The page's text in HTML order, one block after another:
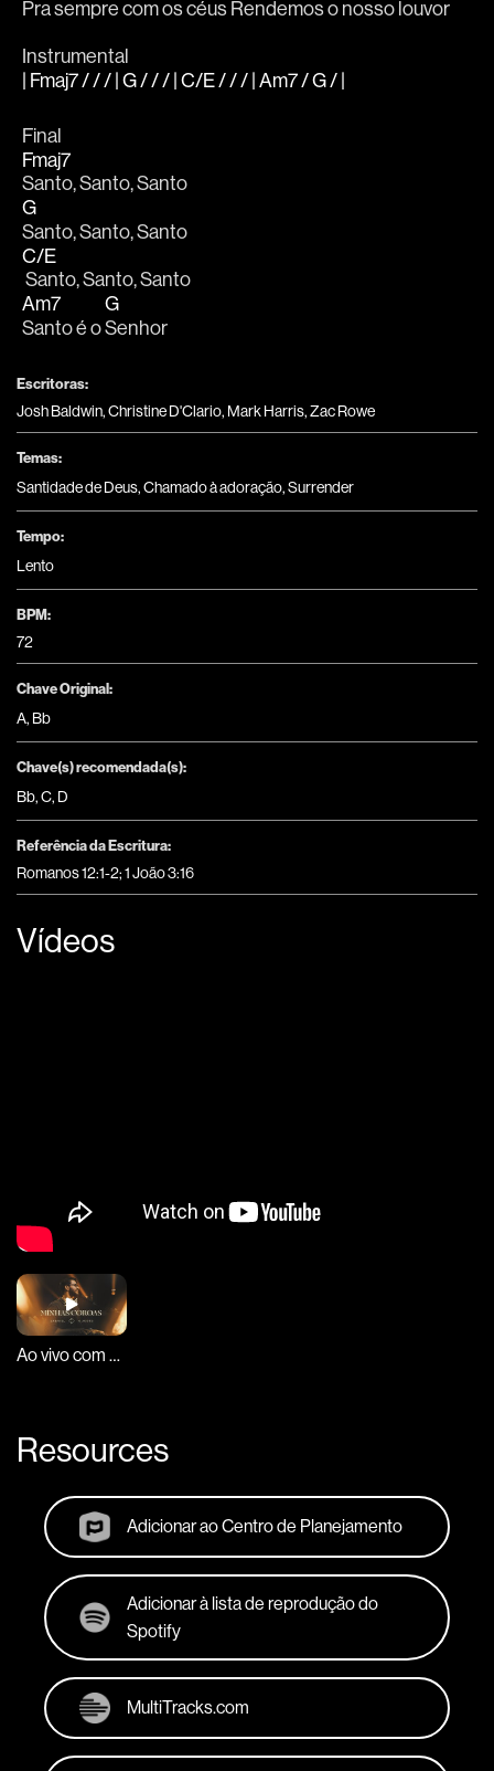
Pra sempre com os céus Rendemos o nosso louvor
Instrumental
| Fmaj7 / / / | G / / / | C/E / / / | Am7 / G / |
Final
Fmaj7
Santo, Santo, Santo
G
Santo, Santo, Santo
C/E
Santo, Santo, Santo
Am7
Santo é o
G
Senhor
Escritoras:
Josh Baldwin, Christine D'Clario, Mark Harris, Zac Rowe
Temas:
Santidade de Deus,Chamado à adoração,Surrender
Tempo:
Lento
BPM:
72
Chave Original:
A, Bb
Chave(s) recomendada(s):
Bb,C, D
Referência da Escritura:
Romanos 12:1-2; 1 João 3:16
Vídeos
Ao vivo com Gabriel Guedes
Resources
Adicionar ao Centro de Planejamento
Adicionar à lista de reprodução do
Spotify
MultiTracks.com